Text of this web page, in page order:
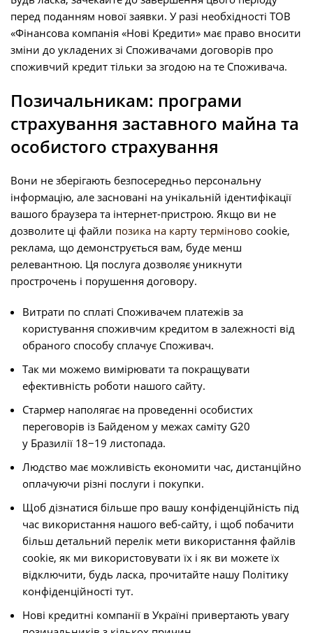
перед поданням нової заявки. У разі необхідності ТОВ
«Фінансова компанія «Нові Кредити» має право вносити
зміни до укладених зі Споживачами договорів про
споживчий кредит тільки за згодою на те Споживача.
Позичальникам: програми
страхування заставного майна та
особистого страхування
Вони не зберігають безпосередньо персональну
інформацію, але засновані на унікальній ідентифікації
вашого браузера та інтернет-пристрою. Якщо ви не
дозволите ці файли позика на карту терміново cookie,
реклама, що демонструється вам, буде менш
релевантною. Ця послуга дозволяє уникнути
прострочень і порушення договору.
Витрати по сплаті Споживачем платежів за
користування споживчим кредитом в залежності від
обраного способу сплачує Споживач.
Так ми можемо вимірювати та покращувати
ефективність роботи нашого сайту.
Стармер наполягає на проведенні особистих
переговорів із Байденом у межах саміту G20
у Бразилії 18−19 листопада.
Людство має можливість економити час, дистанційно
оплачуючи різні послуги і покупки.
Щоб дізнатися більше про вашу конфіденційність під
час використання нашого веб-сайту, і щоб побачити
більш детальний перелік мети використання файлів
cookie, як ми використовувати їх і як ви можете їх
відключити, будь ласка, прочитайте нашу Політику
конфіденційності тут.
Нові кредитні компанії в Україні привертають увагу